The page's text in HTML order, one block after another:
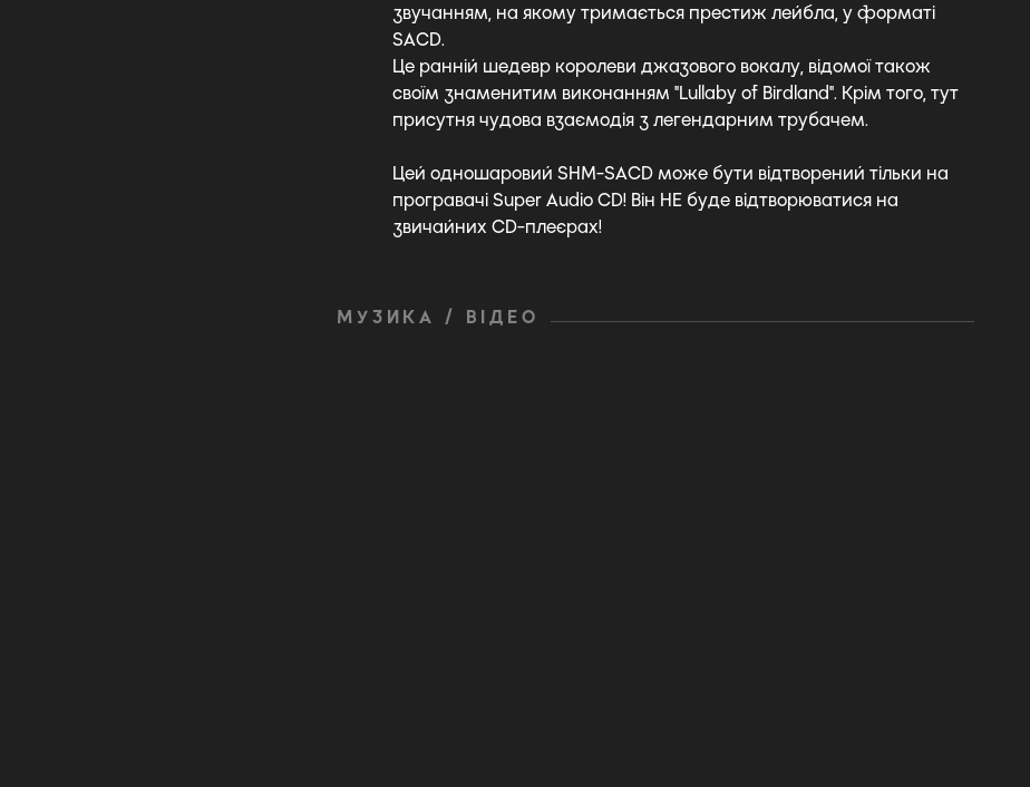
звучанням, на якому тримається престиж лейбла, у форматі
SACD.
Це ранній шедевр королеви джазового вокалу, відомої також
своїм знаменитим виконанням "Lullaby of Birdland". Крім того, тут
присутня чудова взаємодія з легендарним трубачем.
Цей одношаровий SHM-SACD може бути відтворений тільки на
програвачі Super Audio CD! Він НЕ буде відтворюватися на
звичайних CD-плеєрах!
МУЗИКА / ВІДЕО